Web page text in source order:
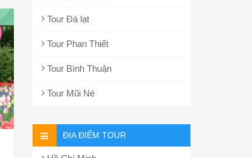
Tour Đà lạt
Tour Phan Thiết
Tour Bình Thuận
Tour Mũi Né
ĐỊA ĐIỂM TOUR